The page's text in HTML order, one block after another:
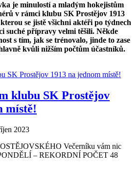
je minulostí a mladým hokejistům
v rámci klubu SK Prostějov 1913
se jistě všichni aktéři po týdnech
suché přípravy velmi těšili. Někde
s tím, jak se trénovalo, jinde to zase
kvůli nižším počtům účastníků.
klubu SK Prostějov
místě!
2023
Večerníku vám nic
– REKORDNÍ POČET 48